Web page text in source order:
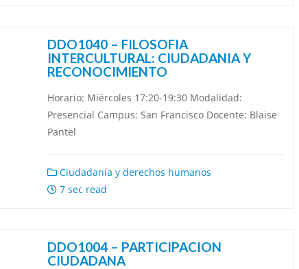
DDO1040 – FILOSOFIA
INTERCULTURAL: CIUDADANIA Y
RECONOCIMIENTO
Horario: Miércoles 17:20-19:30 Modalidad:
Presencial Campus: San Francisco Docente: Blaise
Pantel
Ciudadanía y derechos humanos
7 sec read
DDO1004 – PARTICIPACION
CIUDADANA